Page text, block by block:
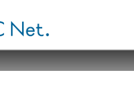
示板